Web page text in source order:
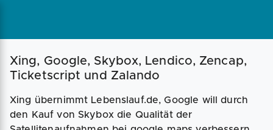
Magazin Businessplan Fördermittel
Xing, Google, Skybox, Lendico, Zencap,
Ticketscript und Zalando
Xing übernimmt Lebenslauf.de, Google will durch
den Kauf von Skybox die Qualität der